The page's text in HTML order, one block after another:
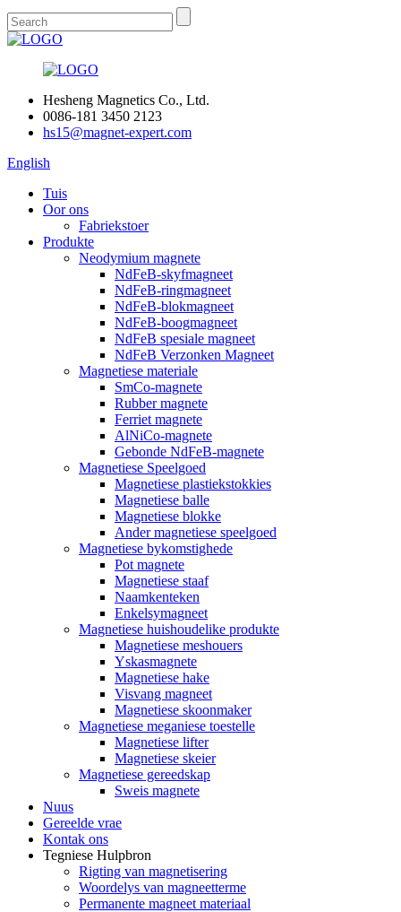
Hesheng Magnetics Co., Ltd.
0086-181 3450 2123
hs15@magnet-expert.com
English
Tuis
Oor ons
Fabriekstoer
Produkte
Neodymium magnete
NdFeB-skyfmagneet
NdFeB-ringmagneet
NdFeB-blokmagneet
NdFeB-boogmagneet
NdFeB spesiale magneet
NdFeB Verzonken Magneet
Magnetiese materiale
SmCo-magnete
Rubber magnete
Ferriet magnete
AlNiCo-magnete
Gebonde NdFeB-magnete
Magnetiese Speelgoed
Magnetiese plastiekstokkies
Magnetiese balle
Magnetiese blokke
Ander magnetiese speelgoed
Magnetiese bykomstighede
Pot magnete
Magnetiese staaf
Naamkenteken
Enkelsymagneet
Magnetiese huishoudelike produkte
Magnetiese meshouers
Yskasmagnete
Magnetiese hake
Visvang magneet
Magnetiese skoonmaker
Magnetiese meganiese toestelle
Magnetiese lifter
Magnetiese skeier
Magnetiese gereedskap
Sweis magnete
Nuus
Gereelde vrae
Kontak ons
Tegniese Hulpbron
Rigting van magnetisering
Woordelys van magneetterme
Permanente magneet materiaal